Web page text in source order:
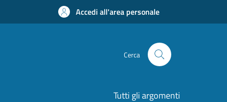
Accedi all'area personale
Cerca
Tutti gli argomenti